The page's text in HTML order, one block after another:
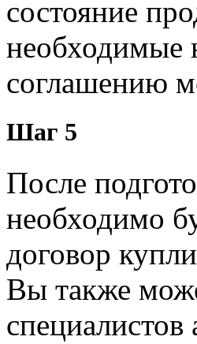
состояние
необходимые
соглашению
Шаг 5
После
необходимо
договор
Вы также